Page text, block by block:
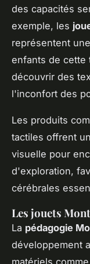
des capacités
exemple, les
représentent
enfants de cette
découvrir des
l'inconfort des
Les produits
tactiles offrent
visuelle pour
d'exploration,
cérébrales
Les jouets
La pédagogie
développement
matériels